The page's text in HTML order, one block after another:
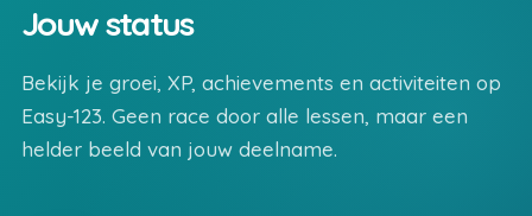
Jouw status
Bekijk je groei, XP, achievements en activiteiten op
Easy-123. Geen race door alle lessen, maar een
helder beeld van jouw deelname.